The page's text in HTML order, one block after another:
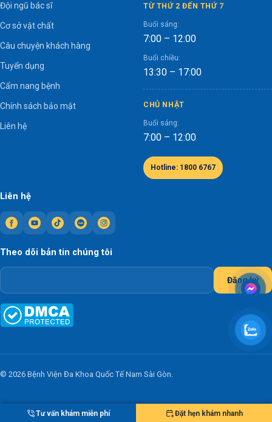
Liên hệ
Đội ngũ bác sĩ
Cơ sở vật chất
Câu chuyện khách hàng
Tuyển dụng
Cẩm nang bệnh
Chính sách bảo mật
Liên hệ
TỪ THỨ 2 ĐẾN THỨ 7
Buổi sáng:
7:00 – 12:00
Buổi chiều:
13:30 – 17:00
CHỦ NHẬT
Buổi sáng:
7:00 – 12:00
Hotline: 1800 6767
Theo dõi bản tin chúng tôi
Đăng ký
© 2026 Bệnh Viện Đa Khoa Quốc Tế Nam Sài Gòn.
Tư vấn khám miễn phí Đặt hẹn khám nhanh